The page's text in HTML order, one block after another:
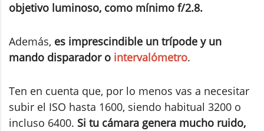
objetivo luminoso, como mínimo f/2.8.
Además, es imprescindible un trípode y un
mando disparador o intervalómetro.
Ten en cuenta que, por lo menos vas a necesitar
subir el ISO hasta 1600, siendo habitual 3200 o
incluso 6400. Si tu cámara genera mucho ruido,